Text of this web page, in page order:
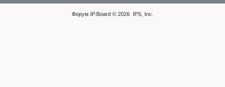
Форум IP.Board © 2026 IPS, Inc